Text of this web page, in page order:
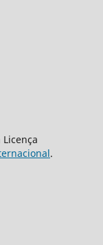
.